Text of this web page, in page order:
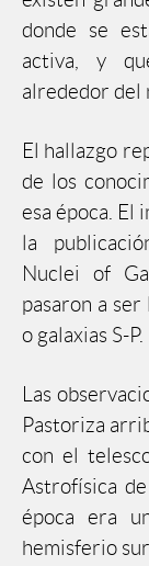
donde se
activa, y
alrededor del
El hallazgo
de los
esa época. El
la
Nuclei of
pasaron a ser
o galaxias S-P.
Las
Pastoriza
con el
Astrofísica
época era
hemisferio